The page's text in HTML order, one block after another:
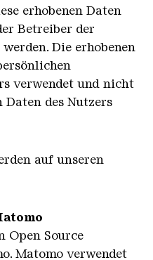
erhobenen Daten
Betreiber der
Die erhobenen
verwendet und nicht
des Nutzers
auf unseren
Open Source
Matomo verwendet